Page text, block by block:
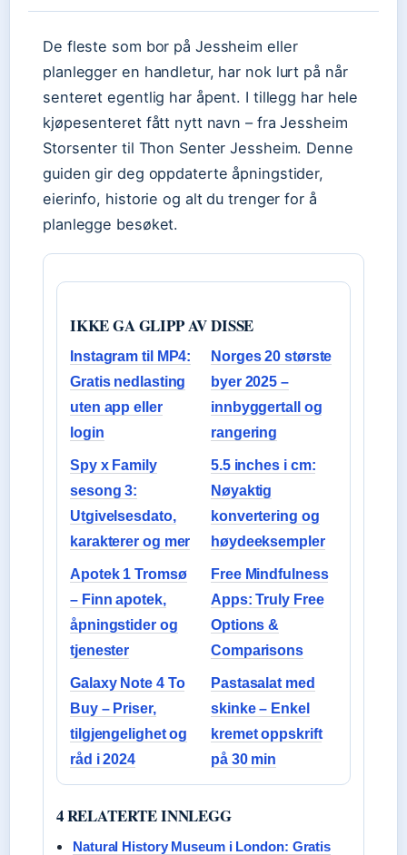
De fleste som bor på Jessheim eller
planlegger en handletur, har nok lurt på når
senteret egentlig har åpent. I tillegg har hele
kjøpesenteret fått nytt navn – fra Jessheim
Storsenter til Thon Senter Jessheim. Denne
guiden gir deg oppdaterte åpningstider,
eierinfo, historie og alt du trenger for å
planlegge besøket.
IKKE GA GLIPP AV DISSE
Instagram til MP4:
Gratis nedlasting
uten app eller
login
Norges 20 største
byer 2025 –
innbyggertall og
rangering
Spy x Family
sesong 3:
Utgivelsesdato,
karakterer og mer
5.5 inches i cm:
Nøyaktig
konvertering og
høydeeksempler
Apotek 1 Tromsø
– Finn apotek,
åpningstider og
tjenester
Free Mindfulness
Apps: Truly Free
Options &
Comparisons
Galaxy Note 4 To
Buy – Priser,
tilgjengelighet og
råd i 2024
Pastasalat med
skinke – Enkel
kremet oppskrift
på 30 min
4 RELATERTE INNLEGG
Natural History Museum i London: Gratis